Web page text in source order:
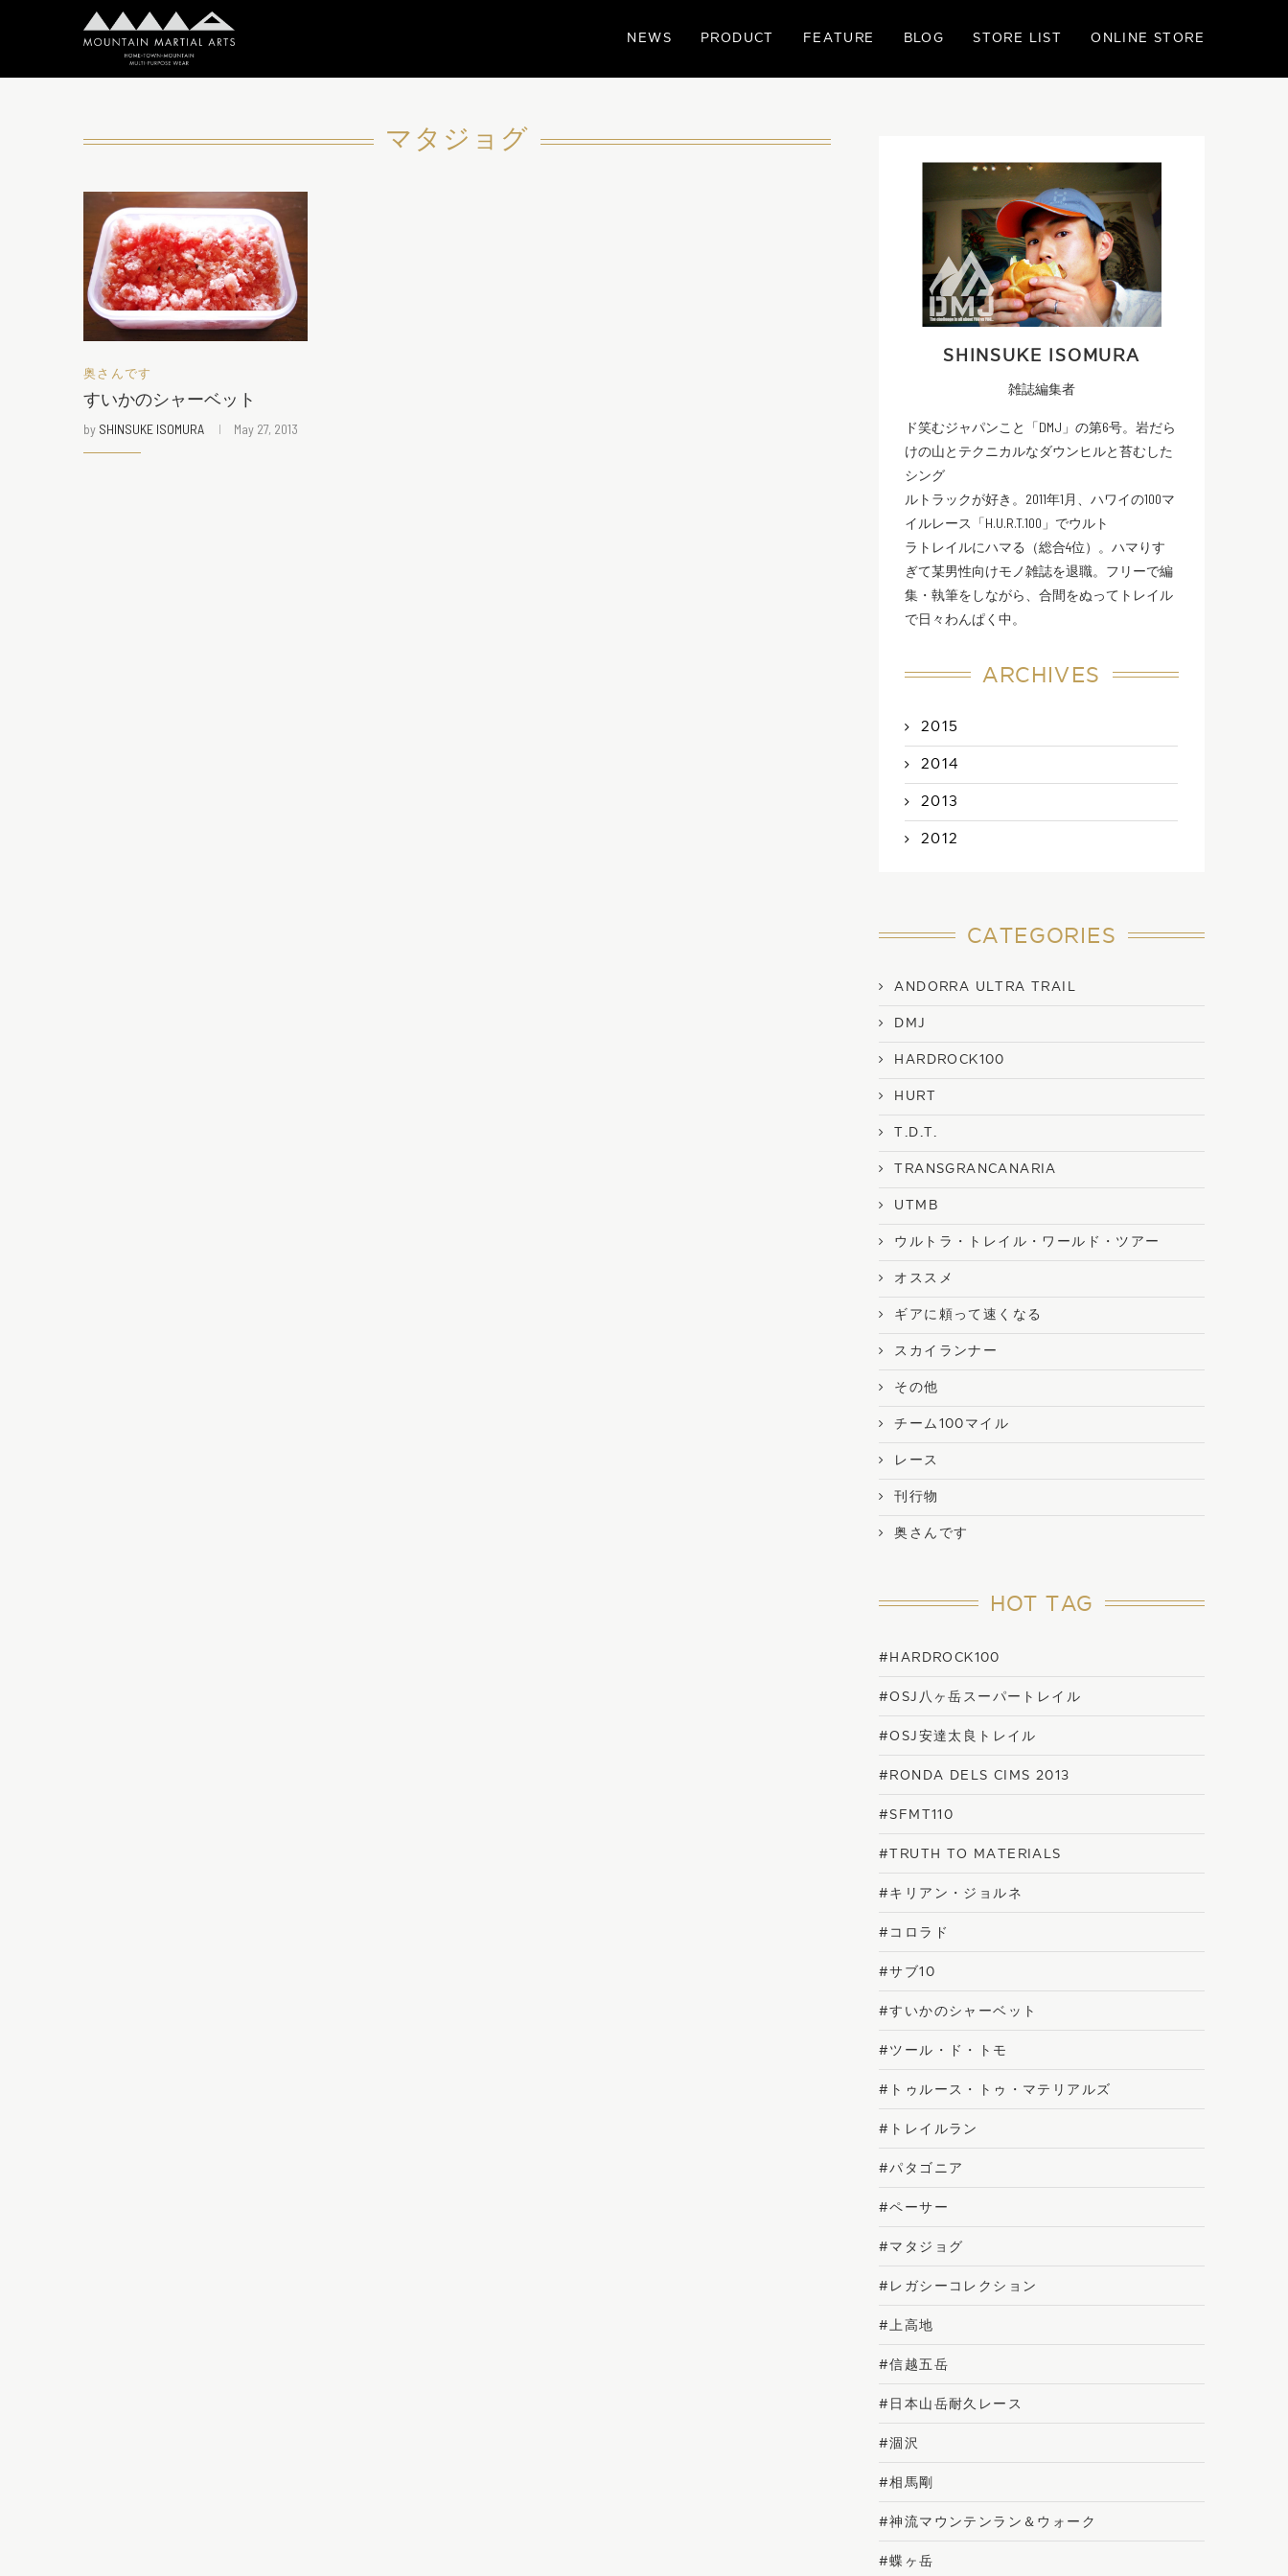
NEWS PRODUCT FEATURE BLOG STORE LIST ONLINE STORE
マタジョグ
奥さんです
すいかのシャーベット
by SHINSUKE ISOMURA May 27, 2013
SHINSUKE ISOMURA
雑誌編集者
ド笑むジャパンこと「DMJ」の第6号。岩だら
けの山とテクニカルなダウンヒルと苔むした
シング
ルトラックが好き。2011年1月、ハワイの100マ
イルレース「H.U.R.T.100」でウルト
ラトレイルにハマる（総合4位）。ハマりす
ぎて某男性向けモノ雑誌を退職。フリーで編
集・執筆をしながら、合間をぬってトレイル
で日々わんぱく中。
ARCHIVES
2015
2014
2013
2012
CATEGORIES
ANDORRA ULTRA TRAIL
DMJ
HARDROCK100
HURT
T.D.T.
TRANSGRANCANARIA
UTMB
ウルトラ・トレイル・ワールド・ツアー
オススメ
ギアに頼って速くなる
スカイランナー
その他
チーム100マイル
レース
刊行物
奥さんです
HOT TAG
#HARDROCK100
#OSJ八ヶ岳スーパートレイル
#OSJ安達太良トレイル
#RONDA DELS CIMS 2013
#SFMT110
#TRUTH TO MATERIALS
#キリアン・ジョルネ
#コロラド
#サブ10
#すいかのシャーベット
#ツール・ド・トモ
#トゥルース・トゥ・マテリアルズ
#トレイルラン
#パタゴニア
#ペーサー
#マタジョグ
#レガシーコレクション
#上高地
#信越五岳
#日本山岳耐久レース
#涸沢
#相馬剛
#神流マウンテンラン＆ウォーク
#蝶ヶ岳